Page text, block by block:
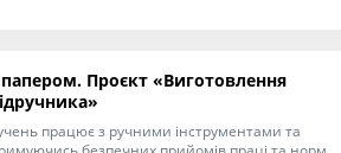
Проєкт «Виготовлення
працює з ручними інструментами та